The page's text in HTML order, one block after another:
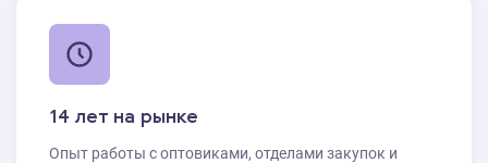
14 лет на рынке
Опыт работы с оптовиками, отделами закупок и